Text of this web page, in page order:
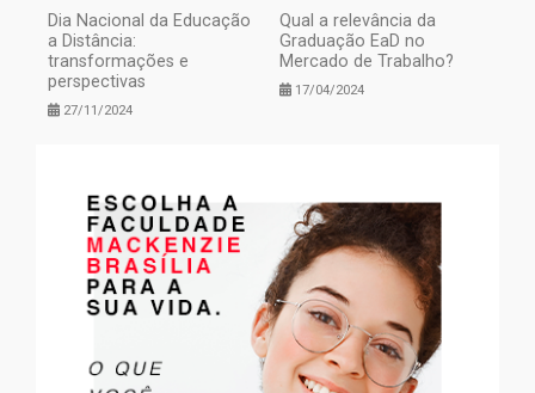
Dia Nacional da Educação
a Distância:
transformações e
perspectivas
27/11/2024
Qual a relevância da
Graduação EaD no
Mercado de Trabalho?
17/04/2024